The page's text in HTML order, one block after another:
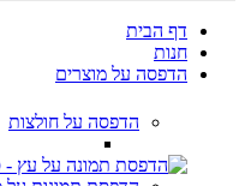
דף הבית
חנות
הדפסה על מוצרים
הדפסה על חולצות